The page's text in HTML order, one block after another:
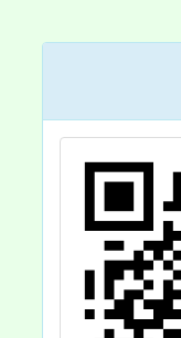
教師
應用
實